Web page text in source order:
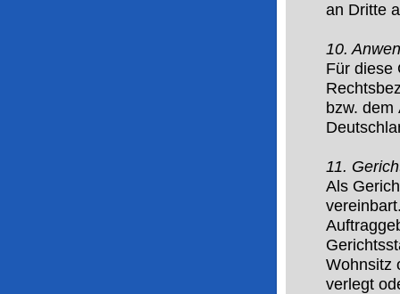
an Dritte
10.
Für diese
bzw. dem
11.
Als
Wohnsitz
verlegt